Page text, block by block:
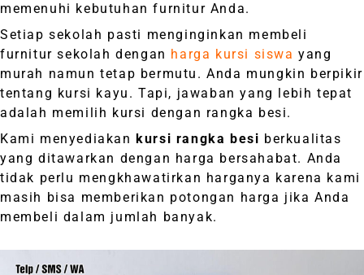
memenuhi kebutuhan furnitur Anda.
Setiap sekolah pasti menginginkan membeli
furnitur sekolah dengan harga kursi siswa yang
murah namun tetap bermutu. Anda mungkin berpikir
tentang kursi kayu. Tapi, jawaban yang lebih tepat
adalah memilih kursi dengan rangka besi.
Kami menyediakankursi rangka besi berkualitas
yang ditawarkan dengan harga bersahabat. Anda
tidak perlu mengkhawatirkan harganya karena kami
masih bisa memberikan potongan harga jika Anda
membeli dalam jumlah banyak.